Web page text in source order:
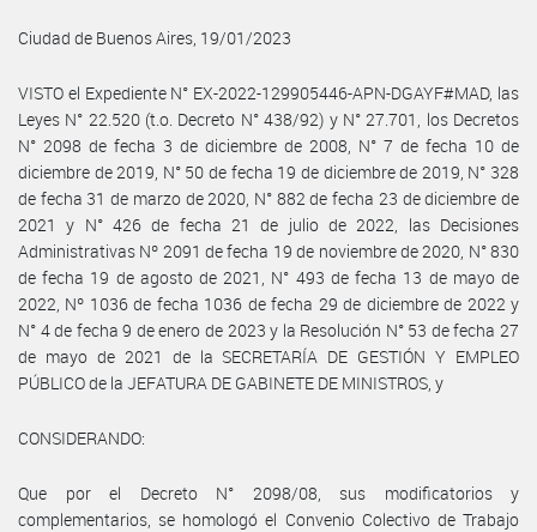
Ciudad de Buenos Aires, 19/01/2023
VISTO el Expediente N° EX-2022-129905446-APN-DGAYF#MAD, las
Leyes N° 22.520 (t.o. Decreto N° 438/92) y N° 27.701, los Decretos
N° 2098 de fecha 3 de diciembre de 2008, N° 7 de fecha 10 de
diciembre de 2019, N° 50 de fecha 19 de diciembre de 2019, N° 328
de fecha 31 de marzo de 2020, N° 882 de fecha 23 de diciembre de
2021 y N° 426 de fecha 21 de julio de 2022, las Decisiones
Administrativas Nº 2091 de fecha 19 de noviembre de 2020, N° 830
de fecha 19 de agosto de 2021, N° 493 de fecha 13 de mayo de
2022, Nº 1036 de fecha 1036 de fecha 29 de diciembre de 2022 y
N° 4 de fecha 9 de enero de 2023 y la Resolución N° 53 de fecha 27
de mayo de 2021 de la SECRETARÍA DE GESTIÓN Y EMPLEO
PÚBLICO de la JEFATURA DE GABINETE DE MINISTROS, y
CONSIDERANDO:
Que por el Decreto N° 2098/08, sus modificatorios y
complementarios, se homologó el Convenio Colectivo de Trabajo